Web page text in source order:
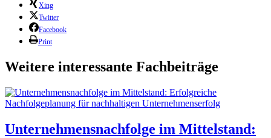
Xing
Twitter
Facebook
Print
Weitere interessante Fachbeiträge
Unternehmensnachfolge im Mittelstand: